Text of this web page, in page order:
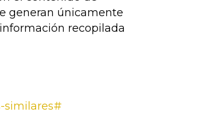
generan únicamente
recopilada
similares#